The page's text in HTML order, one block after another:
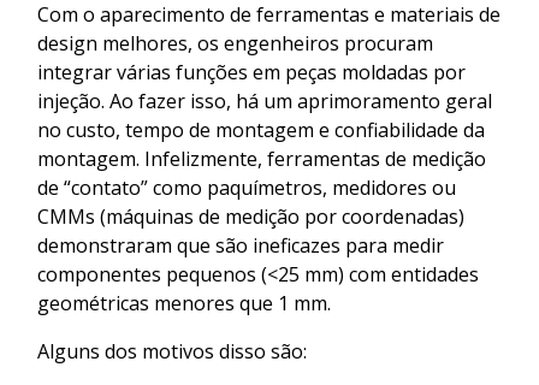
Com o aparecimento de ferramentas e materiais de
design melhores, os engenheiros procuram
integrar várias funções em peças moldadas por
injeção. Ao fazer isso, há um aprimoramento geral
no custo, tempo de montagem e confiabilidade da
montagem. Infelizmente, ferramentas de medição
de “contato” como paquímetros, medidores ou
CMMs (máquinas de medição por coordenadas)
demonstraram que são ineficazes para medir
componentes pequenos (<25 mm) com entidades
geométricas menores que 1 mm.
Alguns dos motivos disso são: